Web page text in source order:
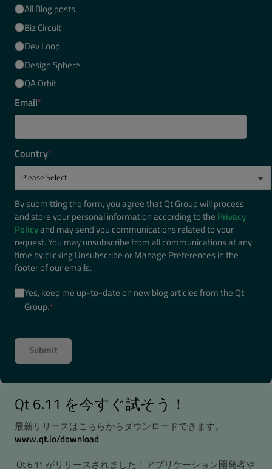
All Blog posts
Biz Circuit
Dev Loop
Design Sphere
QA Orbit
Email*
Country*
By submitting the form, you agree that Qt Group will process
and store your personal information according to the Privacy
Policyand may send you communications related to your
request. You may unsubscribe from all communications at any
time by clicking Unsubscribe or Manage Preferences in the
footer of our emails.
Yes, keep me up-to-date on new blog articles from the Qt
Group.*
Qt 6.11 を今すぐ試そう！
最新リリースはこちらからダウンロードできます。
www.qt.io/download
Qt 6.11 がリリースされました！アプリケーション開発者や